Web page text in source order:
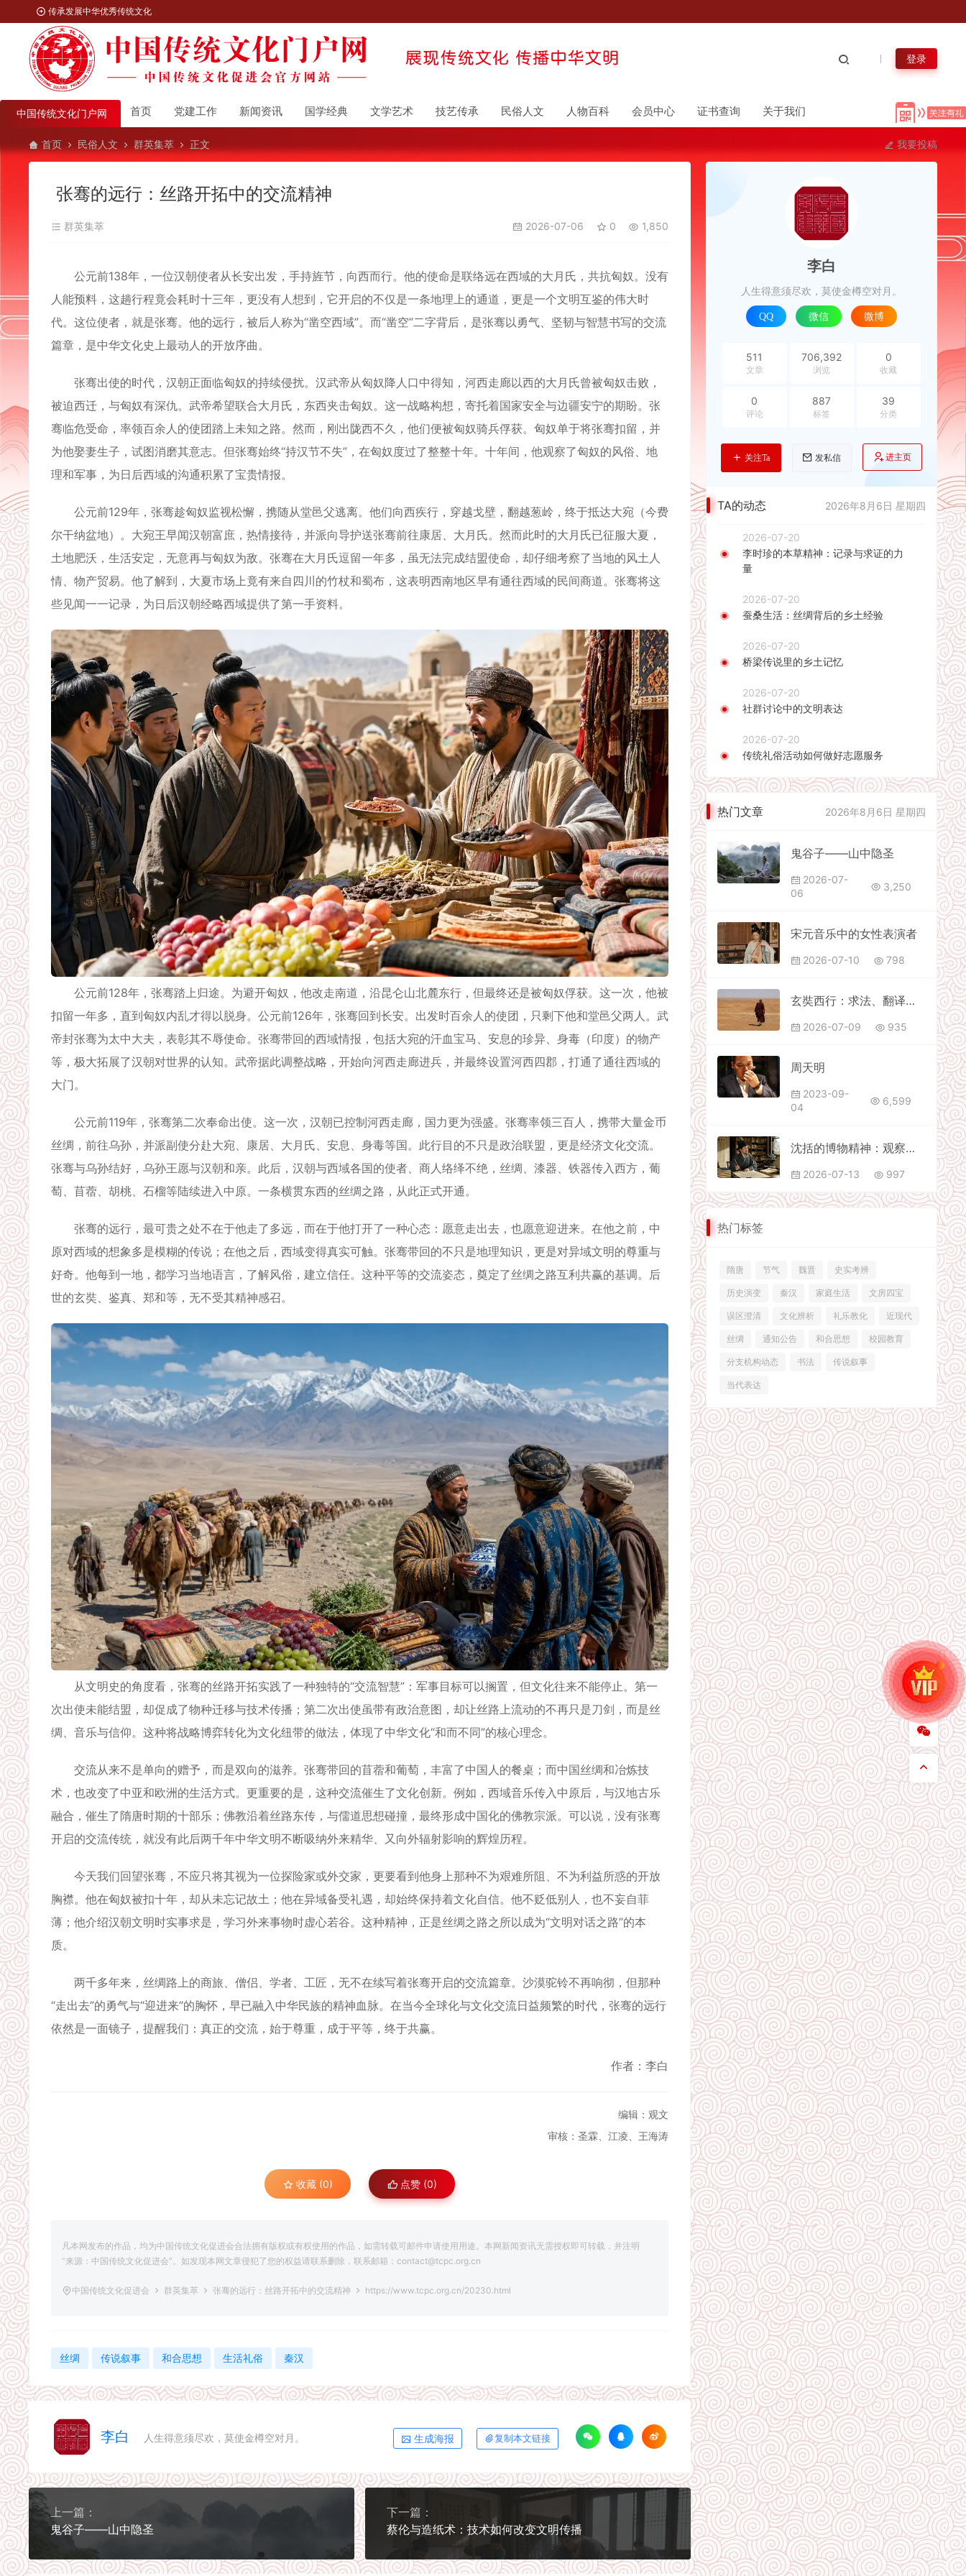
传承发展中华优秀传统文化
登录
中国传统文化门户网 首页 党建工作 新闻资讯 国学经典 文学艺术 技艺传承 民俗人文 人物百科 会员中心 证书查询 关于我们
首页 民俗人文 群英集萃 正文 我要投稿
张骞的远行：丝路开拓中的交流精神
群英集萃 2026-07-06 0 1,850
公元前138年，一位汉朝使者从长安出发，手持旌节，向西而行。他的使命是联络远在西域的大月氏，共抗匈奴。没有
人能预料，这趟行程竟会耗时十三年，更没有人想到，它开启的不仅是一条地理上的通道，更是一个文明互鉴的伟大时
代。这位使者，就是张骞。他的远行，被后人称为“凿空西域”。而“凿空”二字背后，是张骞以勇气、坚韧与智慧书写的交流
篇章，是中华文化史上最动人的开放序曲。
张骞出使的时代，汉朝正面临匈奴的持续侵扰。汉武帝从匈奴降人口中得知，河西走廊以西的大月氏曾被匈奴击败，
被迫西迁，与匈奴有深仇。武帝希望联合大月氏，东西夹击匈奴。这一战略构想，寄托着国家安全与边疆安宁的期盼。张
骞临危受命，率领百余人的使团踏上未知之路。然而，刚出陇西不久，他们便被匈奴骑兵俘获。匈奴单于将张骞扣留，并
为他娶妻生子，试图消磨其意志。但张骞始终“持汉节不失”，在匈奴度过了整整十年。十年间，他观察了匈奴的风俗、地
理和军事，为日后西域的沟通积累了宝贵情报。
公元前129年，张骞趁匈奴监视松懈，携随从堂邑父逃离。他们向西疾行，穿越戈壁，翻越葱岭，终于抵达大宛（今费
尔干纳盆地）。大宛王早闻汉朝富庶，热情接待，并派向导护送张骞前往康居、大月氏。然而此时的大月氏已征服大夏，
土地肥沃，生活安定，无意再与匈奴为敌。张骞在大月氏逗留一年多，虽无法完成结盟使命，却仔细考察了当地的风土人
情、物产贸易。他了解到，大夏市场上竟有来自四川的竹杖和蜀布，这表明西南地区早有通往西域的民间商道。张骞将这
些见闻一一记录，为日后汉朝经略西域提供了第一手资料。
公元前128年，张骞踏上归途。为避开匈奴，他改走南道，沿昆仑山北麓东行，但最终还是被匈奴俘获。这一次，他被
扣留一年多，直到匈奴内乱才得以脱身。公元前126年，张骞回到长安。出发时百余人的使团，只剩下他和堂邑父两人。武
帝封张骞为太中大夫，表彰其不辱使命。张骞带回的西域情报，包括大宛的汗血宝马、安息的珍异、身毒（印度）的物产
等，极大拓展了汉朝对世界的认知。武帝据此调整战略，开始向河西走廊进兵，并最终设置河西四郡，打通了通往西域的
大门。
公元前119年，张骞第二次奉命出使。这一次，汉朝已控制河西走廊，国力更为强盛。张骞率领三百人，携带大量金币
丝绸，前往乌孙，并派副使分赴大宛、康居、大月氏、安息、身毒等国。此行目的不只是政治联盟，更是经济文化交流。
张骞与乌孙结好，乌孙王愿与汉朝和亲。此后，汉朝与西域各国的使者、商人络绎不绝，丝绸、漆器、铁器传入西方，葡
萄、苜蓿、胡桃、石榴等陆续进入中原。一条横贯东西的丝绸之路，从此正式开通。
张骞的远行，最可贵之处不在于他走了多远，而在于他打开了一种心态：愿意走出去，也愿意迎进来。在他之前，中
原对西域的想象多是模糊的传说；在他之后，西域变得真实可触。张骞带回的不只是地理知识，更是对异域文明的尊重与
好奇。他每到一地，都学习当地语言，了解风俗，建立信任。这种平等的交流姿态，奠定了丝绸之路互利共赢的基调。后
世的玄奘、鉴真、郑和等，无不受其精神感召。
从文明史的角度看，张骞的丝路开拓实践了一种独特的“交流智慧”：军事目标可以搁置，但文化往来不能停止。第一
次出使未能结盟，却促成了物种迁移与技术传播；第二次出使虽带有政治意图，却让丝路上流动的不再只是刀剑，而是丝
绸、音乐与信仰。这种将战略博弈转化为文化纽带的做法，体现了中华文化“和而不同”的核心理念。
交流从来不是单向的赠予，而是双向的滋养。张骞带回的苜蓿和葡萄，丰富了中国人的餐桌；而中国丝绸和冶炼技
术，也改变了中亚和欧洲的生活方式。更重要的是，这种交流催生了文化创新。例如，西域音乐传入中原后，与汉地古乐
融合，催生了隋唐时期的十部乐；佛教沿着丝路东传，与儒道思想碰撞，最终形成中国化的佛教宗派。可以说，没有张骞
开启的交流传统，就没有此后两千年中华文明不断吸纳外来精华、又向外辐射影响的辉煌历程。
今天我们回望张骞，不应只将其视为一位探险家或外交家，更要看到他身上那种不为艰难所阻、不为利益所惑的开放
胸襟。他在匈奴被扣十年，却从未忘记故土；他在异域备受礼遇，却始终保持着文化自信。他不贬低别人，也不妄自菲
薄；他介绍汉朝文明时实事求是，学习外来事物时虚心若谷。这种精神，正是丝绸之路之所以成为“文明对话之路”的本
质。
两千多年来，丝绸路上的商旅、僧侣、学者、工匠，无不在续写着张骞开启的交流篇章。沙漠驼铃不再响彻，但那种
“走出去”的勇气与“迎进来”的胸怀，早已融入中华民族的精神血脉。在当今全球化与文化交流日益频繁的时代，张骞的远行
依然是一面镜子，提醒我们：真正的交流，始于尊重，成于平等，终于共赢。
作者：李白
编辑：观文
审核：圣霖、江凌、王海涛
收藏 (0) 点赞 (0)
凡本网发布的作品，均为中国传统文化促进会合法拥有版权或有权使用的作品，如需转载可邮件申请使用用途。本网新闻资讯无需授权即可转载，并注明
“来源：中国传统文化促进会”。如发现本网文章侵犯了您的权益请联系删除，联系邮箱：contact@tcpc.org.cn
中国传统文化促进会 群英集萃 张骞的远行：丝路开拓中的交流精神 https://www.tcpc.org.cn/20230.html
丝绸 传说叙事 和合思想 生活礼俗 秦汉
李白 人生得意须尽欢，莫使金樽空对月。 生成海报 复制本文链接
上一篇：
鬼谷子——山中隐圣
下一篇：
蔡伦与造纸术：技术如何改变文明传播
李白
人生得意须尽欢，莫使金樽空对月。
QQ 微信 微博
511
文章
706,392
浏览
0
收藏
0
评论
887
标签
39
分类
关注Ta 发私信 进主页
TA的动态 2026年8月6日 星期四
2026-07-20
李时珍的本草精神：记录与求证的力
量
2026-07-20
蚕桑生活：丝绸背后的乡土经验
2026-07-20
桥梁传说里的乡土记忆
2026-07-20
社群讨论中的文明表达
2026-07-20
传统礼俗活动如何做好志愿服务
热门文章 2026年8月6日 星期四
鬼谷子——山中隐圣
2026-07-
06
3,250
宋元音乐中的女性表演者
2026-07-10 798
玄奘西行：求法、翻译与文化交流
2026-07-09 935
周天明
2023-09-
04
6,599
沈括的博物精神：观察世界的方法
2026-07-13 997
热门标签
隋唐 节气 魏晋 史实考辨
历史演变 秦汉 家庭生活 文房四宝
误区澄清 文化辨析 礼乐教化 近现代
丝绸 通知公告 和合思想 校园教育
分支机构动态 书法 传说叙事
当代表达